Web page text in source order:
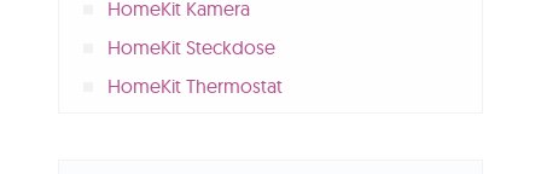
HomeKit Kamera
HomeKit Steckdose
HomeKit Thermostat